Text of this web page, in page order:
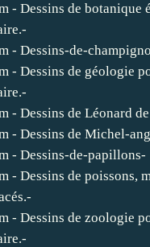
- Dessins de botanique
- Dessins-de-
- Dessins de géologie
- Dessins de Léonard
- Dessins de Michel-
- Dessins-de-papillons-
- Dessins de poissons,
- Dessins de zoologie